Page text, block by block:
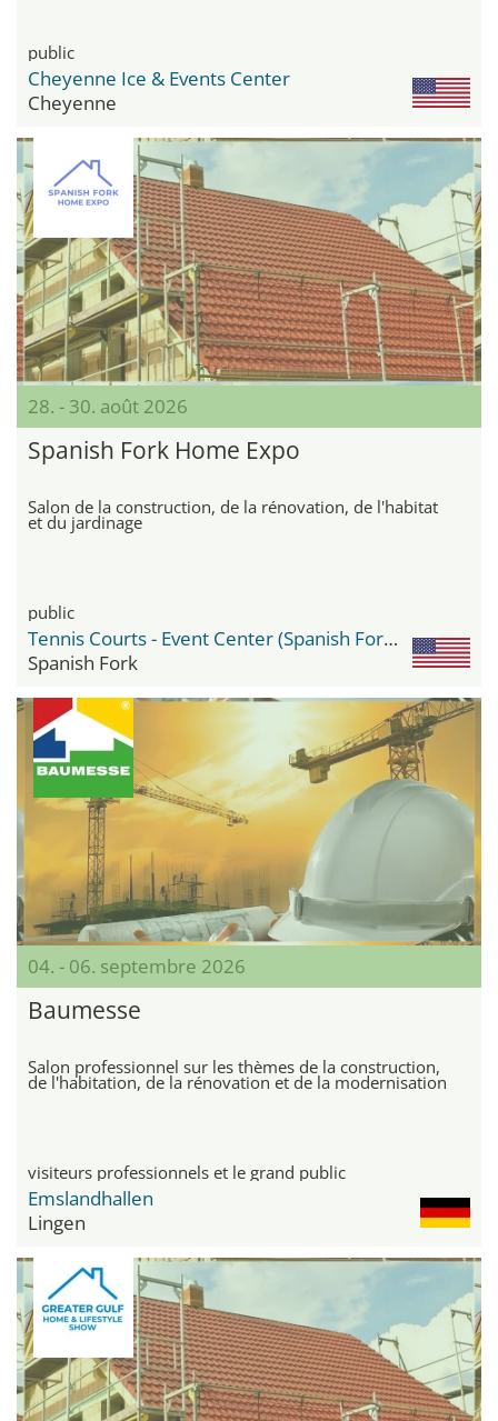
public
Cheyenne Ice & Events Center
Cheyenne
28. - 30. août 2026
Spanish Fork Home Expo
Salon de la construction, de la rénovation, de l'habitat
et du jardinage
public
Tennis Courts - Event Center (Spanish Fork Fairgrounds)
Spanish Fork
04. - 06. septembre 2026
Baumesse
Salon professionnel sur les thèmes de la construction,
de l'habitation, de la rénovation et de la modernisation
visiteurs professionnels et le grand public
Emslandhallen
Lingen